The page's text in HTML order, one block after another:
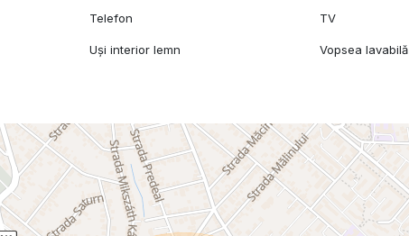
Telefon TV
Uși interior lemn Vopsea lavabilă